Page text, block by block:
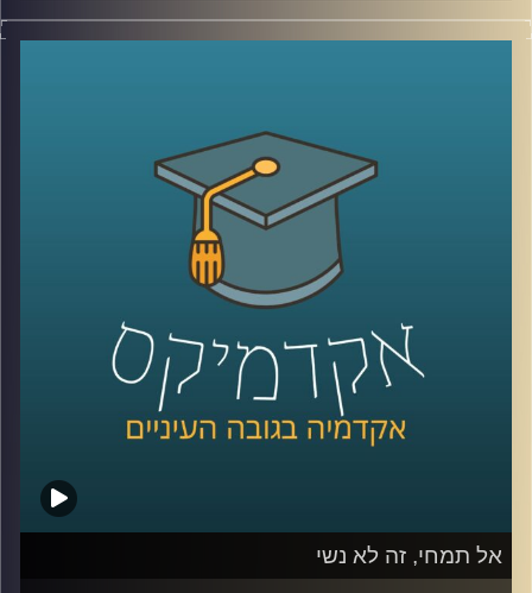
יש לכם את זה מגיל צעיר, אתם מנהלים יופי של
הדיגיטלי לא היה שם כשהתחלתם את הדרך.
עסקים צריכים ללמוד כיצד להיות דיגטליים,
לשחק את המשחק העסקי והרווחי גם בשוק
הוירטואלי. לא די בפתיחת חשבון פייסבוק או
טוויטר ובניית אתר. דוקטור אמיר עציוני על
אסטרטגיות וירטואליות, הצלחות וכישלונות
קרדיט תמונות:AudioVersity
אל תמחי, זה לא נשי